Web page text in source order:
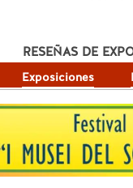
Exposiciones
RESEÑAS DE